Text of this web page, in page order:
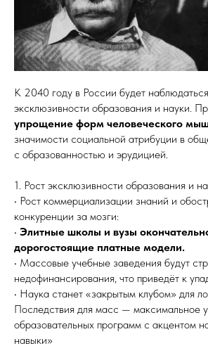
К 2040 году в России будет
эксклюзивности образования и науки.
упрощение форм человеческого
значимости социальной атрибуции в
с образованностью и эрудицией.
1. Рост эксклюзивности образования и
• Рост коммерциализации знаний и
конкуренции за мозги:
• Элитные школы и вузы
дорогостоящие платные модели.
• Массовые учебные заведения будут
недофинансирования, что приведёт к
• Наука станет «закрытым клубом» для
Последствия для масс — максимальное
образовательных программ с акцентом
навыки»